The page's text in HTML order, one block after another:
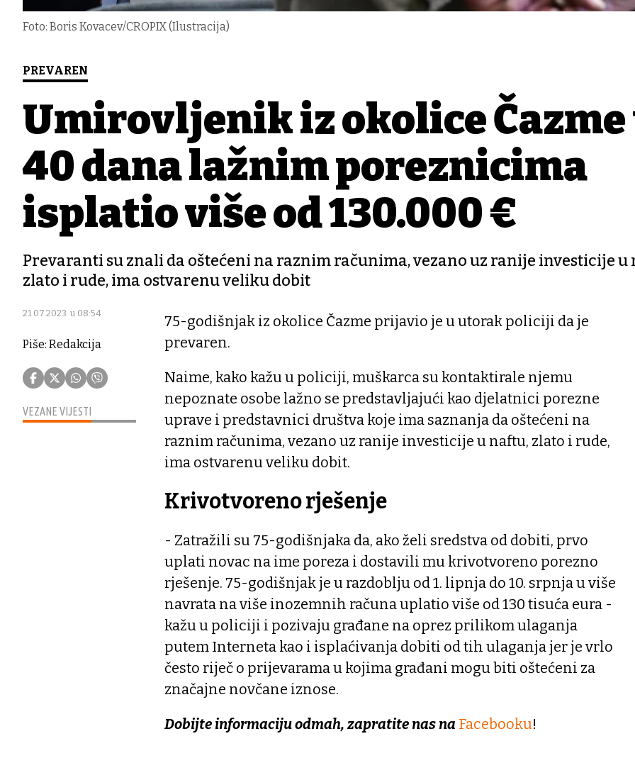
Foto: Boris Kovacev/CROPIX (Ilustracija)
PREVAREN
Umirovljenik iz okolice Čazme
40 dana lažnim poreznicima
isplatio više od 130.000 €
Prevaranti su znali da oštećeni na raznim računima, vezano uz ranije investicije u
zlato i rude, ima ostvarenu veliku dobit
21.07.2023. u 08:54
Piše: Redakcija
VEZANE VIJESTI
75-godišnjak iz okolice Čazme prijavio je u utorak policiji da je
prevaren.
Naime, kako kažu u policiji, muškarca su kontaktirale njemu
nepoznate osobe lažno se predstavljajući kao djelatnici porezne
uprave i predstavnici društva koje ima saznanja da oštećeni na
raznim računima, vezano uz ranije investicije u naftu, zlato i rude,
ima ostvarenu veliku dobit.
Krivotvoreno rješenje
- Zatražili su 75-godišnjaka da, ako želi sredstva od dobiti, prvo
uplati novac na ime poreza i dostavili mu krivotvoreno porezno
rješenje. 75-godišnjak je u razdoblju od 1. lipnja do 10. srpnja u više
navrata na više inozemnih računa uplatio više od 130 tisuća eura -
kažu u policiji i pozivaju građane na oprez prilikom ulaganja
putem Interneta kao i isplaćivanja dobiti od tih ulaganja jer je vrlo
često riječ o prijevarama u kojima građani mogu biti oštećeni za
značajne novčane iznose.
Dobijte informaciju odmah, zapratite nas na Facebooku!